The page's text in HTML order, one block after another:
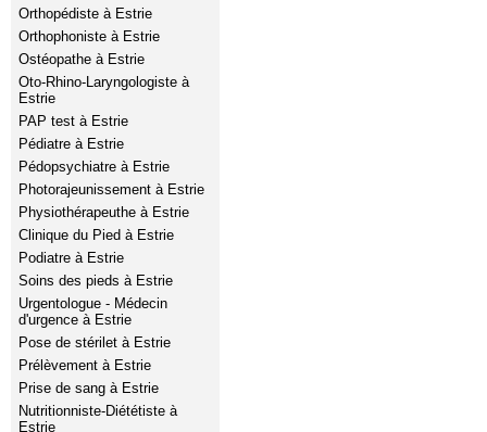
Orthopédiste à Estrie
Orthophoniste à Estrie
Ostéopathe à Estrie
Oto-Rhino-Laryngologiste à
Estrie
PAP test à Estrie
Pédiatre à Estrie
Pédopsychiatre à Estrie
Photorajeunissement à Estrie
Physiothérapeuthe à Estrie
Clinique du Pied à Estrie
Podiatre à Estrie
Soins des pieds à Estrie
Urgentologue - Médecin
d'urgence à Estrie
Pose de stérilet à Estrie
Prélèvement à Estrie
Prise de sang à Estrie
Nutritionniste-Diététiste à
Estrie